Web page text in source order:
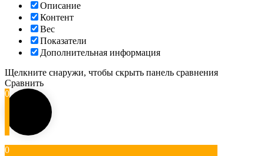
Описание
Контент
Вес
Показатели
Дополнительная информация
Щелкните снаружи, чтобы скрыть панель сравнения
Сравнить
0
0